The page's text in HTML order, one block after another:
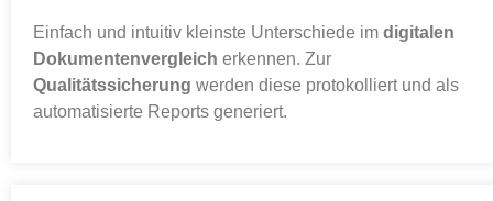
Einfach und intuitiv kleinste Unterschiede im digitalen
Dokumentenvergleich erkennen. Zur
Qualitätssicherung werden diese protokolliert und als
automatisierte Reports generiert.